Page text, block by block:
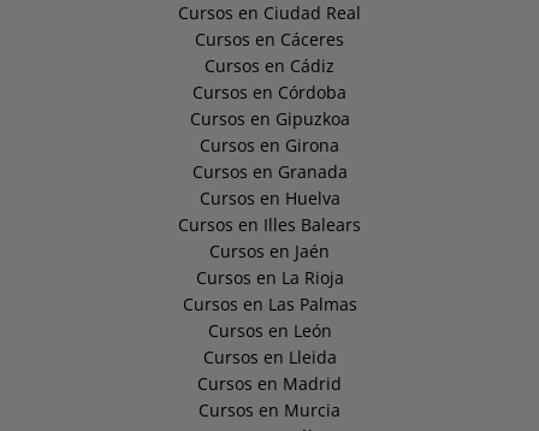
Cursos en Ciudad Real
Cursos en Cáceres
Cursos en Cádiz
Cursos en Córdoba
Cursos en Gipuzkoa
Cursos en Girona
Cursos en Granada
Cursos en Huelva
Cursos en Illes Balears
Cursos en Jaén
Cursos en La Rioja
Cursos en Las Palmas
Cursos en León
Cursos en Lleida
Cursos en Madrid
Cursos en Murcia